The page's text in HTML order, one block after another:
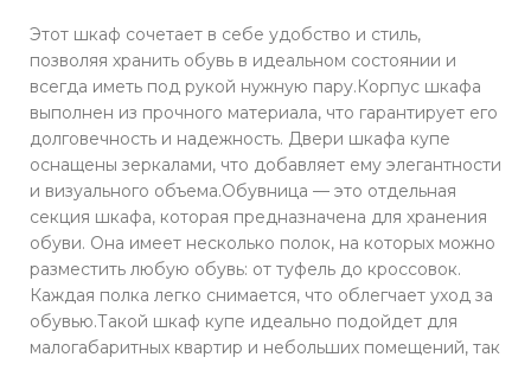
Этот шкаф сочетает в себе удобство и стиль,
позволяя хранить обувь в идеальном состоянии и
всегда иметь под рукой нужную пару.Корпус шкафа
выполнен из прочного материала, что гарантирует его
долговечность и надежность. Двери шкафа купе
оснащены зеркалами, что добавляет ему элегантности
и визуального объема.Обувница — это отдельная
секция шкафа, которая предназначена для хранения
обуви. Она имеет несколько полок, на которых можно
разместить любую обувь: от туфель до кроссовок.
Каждая полка легко снимается, что облегчает уход за
обувью.Такой шкаф купе идеально подойдет для
малогабаритных квартир и небольших помещений, так